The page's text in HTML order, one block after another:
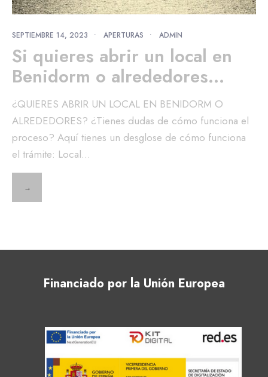
SEPTIEMBRE 14, 2023 • APERTURAS • ADMIN
Si quieres abrir un local en
Benidorm o alrededores…
¿QUIERES ABRIR UN LOCAL EN BENIDORM O
ALREDEDORES? ¿Tienes dudas de cómo funciona el
proceso? Aquí tienes un desglose de cómo funciona
el trámite: Local...
→
Financiado por la Unión Europea